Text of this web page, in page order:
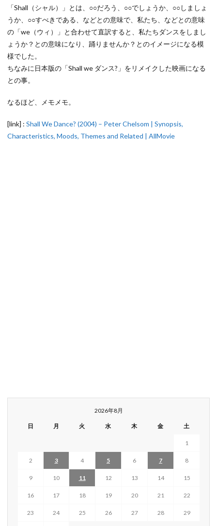
「Shall（シャル）」とは、○○だろう、○○でしょうか、○○しましょ
うか、○○すべきである、などとの意味で、私たち、などとの意味
の「we（ウィ）」と合わせて直訳すると、私たちダンスをしまし
ょうか？との意味になり、踊りませんか？とのイメージになる模
様でした。
ちなみに日本版の「Shall we ダンス?」をリメイクした映画になる
との事。
なるほど、メモメモ。
[link] : Shall We Dance? (2004) – Peter Chelsom | Synopsis,
Characteristics, Moods, Themes and Related | AllMovie
2026年8月
日 月 火 水 木 金 土
1
2 3 4 5 6 7 8
9 10 11 12 13 14 15
16 17 18 19 20 21 22
23 24 25 26 27 28 29